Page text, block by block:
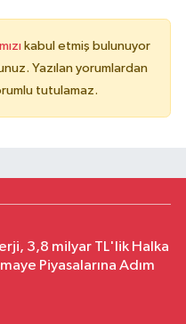
kabul etmiş bulunuyor
Yazılan yorumlardan
tutulamaz.
3,8 milyar TL'lik Halka
Piyasalarına Adım